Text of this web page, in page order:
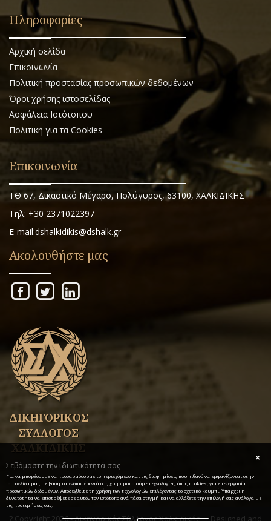
Πληροφορίες
Αρχική σελίδα
Επικοινωνία
Πολιτική προστασίας προσωπικών δεδομένων
Όροι χρήσης ιστοσελίδας
Ασφάλεια Ιστότοπου
Πολιτική για τα Cookies
Επικοινωνία
ΤΘ 67, Δικαστικό Μέγαρο, Πολύγυρος, 63100, ΧΑΛΚΙΔΙΚΗΣ
Τηλ: +30 2371022397
E-mail:dshalkidikis@dshalk.gr
Ακολουθήστε μας
ΔΙΚΗΓΟΡΙΚΟΣ
ΣΥΛΛΟΓΟΣ
ΧΑΛΚΙΔΙΚΗΣ
? Copyright 2026 - Δικηγορικός Σύλλογος Χαλκιδικής Designed and
Σεβόμαστε την ιδιωτικότητά σας
Για να μπορέσουμε να προσαρμόσουμε το περιεχόμενο και τις διαφημίσεις που πιθανό να εμφανίζονται στην
ιστοσελίδα μας με βάση τα ενδιαφέροντά σας χρησιμοποιούμε τεχνολογίες, όπως cookies, για επεξεργασία
προσωπικών δεδομένων. Αποδεχθείτε τη χρήση των τεχνολογιών επιλέγοντας το σχετικό κουμπί. Υπάρχει η
δυνατότητα να επιστρέψετε σε αυτόν τον ιστότοπο ανά πάσα στιγμή και να αλλάξετε την επιλογή σας ανάλογα με
τις προτιμήσεις σας.